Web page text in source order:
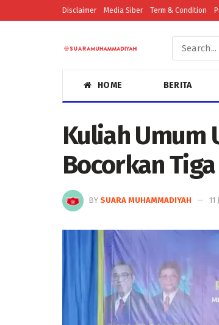
Disclaimer Media Siber Term & Condition
HOME BERITA
Kuliah Umum
Bocorkan
BY SUARA MUHAMMADIYAH 11